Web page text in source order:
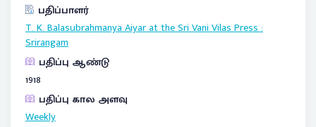
பதிப்பாளர்
T. K. Balasubrahmanya Aiyar at the Sri Vani Vilas Press:
Srirangam
பதிப்பு ஆண்டு
1918
பதிப்பு கால அளவு
Weekly